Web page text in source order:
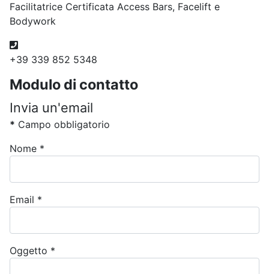
Facilitatrice Certificata Access Bars, Facelift e
Bodywork
Telefono
+39 339 852 5348
Modulo di contatto
Invia un'email
* Campo obbligatorio
Nome *
Email *
Oggetto *